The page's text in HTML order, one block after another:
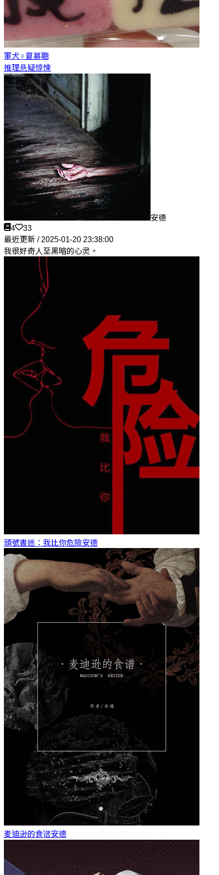
軍犬♀ 夏慕聰
推理悬疑惊悚
安德
4
33
最近更新 / 2025-01-20 23:38:00
我很好奇人至黑暗的心灵。
頭號書迷：我比你危險安德
麦迪逊的食谱安德